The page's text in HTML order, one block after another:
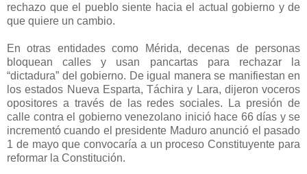
rechazo que el pueblo siente hacia el actual gobierno y de
que quiere un cambio.
En otras entidades como Mérida, decenas de personas
bloquean calles y usan pancartas para rechazar la
“dictadura” del gobierno. De igual manera se manifiestan en
los estados Nueva Esparta, Táchira y Lara, dijeron voceros
opositores a través de las redes sociales. La presión de
calle contra el gobierno venezolano inició hace 66 días y se
incrementó cuando el presidente Maduro anunció el pasado
1 de mayo que convocaría a un proceso Constituyente para
reformar la Constitución.